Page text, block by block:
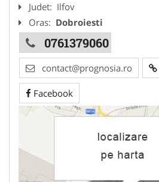
Judet: Ilfov
Oras: Dobroiesti
0761379060
contact@prognosia.ro
Facebook